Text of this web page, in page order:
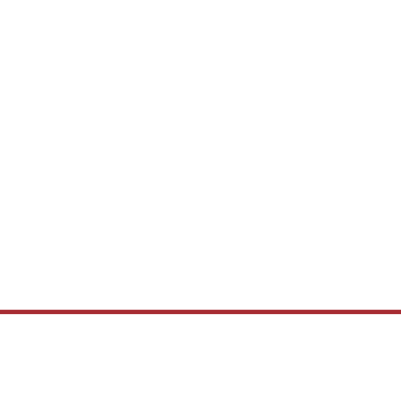
Mazury i pojezierza – raj dla
Bialystok